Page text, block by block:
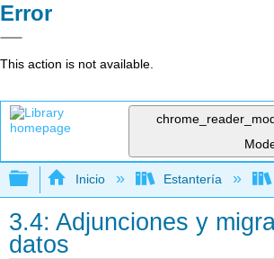
Error
This action is not available.
Expandir/contraer
Inicio Estantería
3.4: Adjunciones y
datos